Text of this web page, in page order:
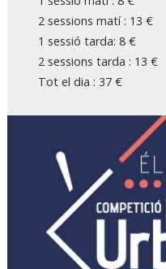
2 sessions matí : 13 €
1 sessió tarda: 8 €
2 sessions tarda : 13 €
Tot el dia : 37 €